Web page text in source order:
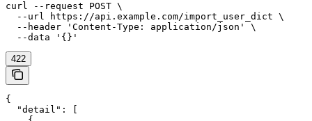
curl --request POST \
  --url https://api.example.com/import_user_dict \
  --header 'Content-Type: application/json' \
  --data '{}'
422
{
  "detail": [